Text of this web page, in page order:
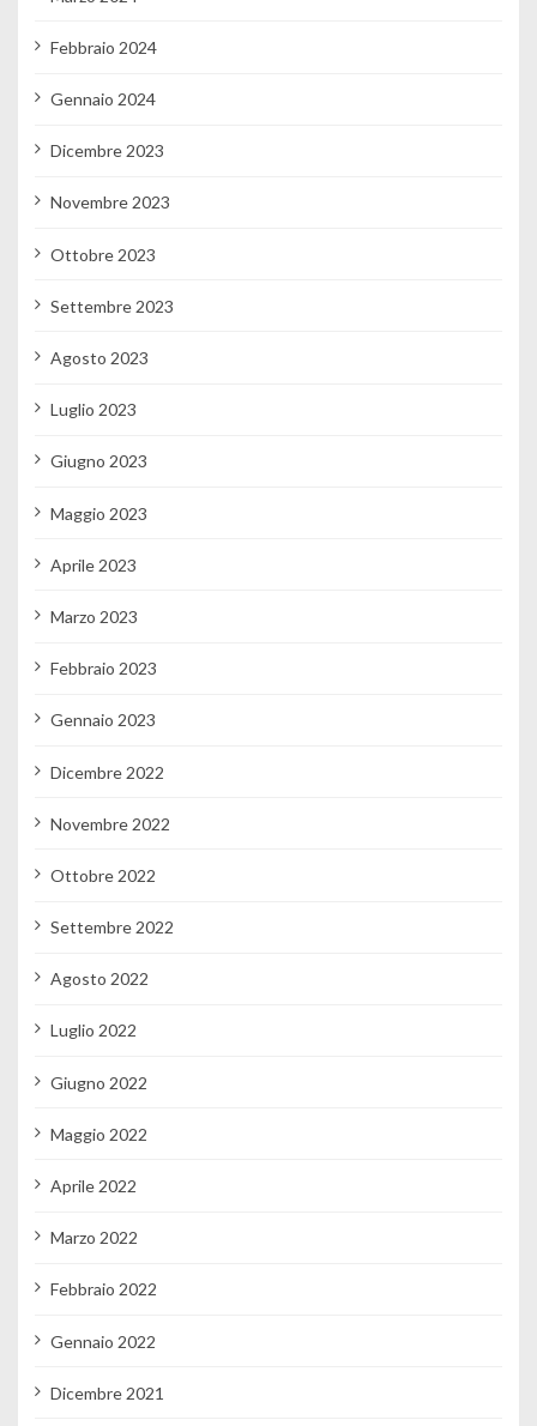
Febbraio 2024
Gennaio 2024
Dicembre 2023
Novembre 2023
Ottobre 2023
Settembre 2023
Agosto 2023
Luglio 2023
Giugno 2023
Maggio 2023
Aprile 2023
Marzo 2023
Febbraio 2023
Gennaio 2023
Dicembre 2022
Novembre 2022
Ottobre 2022
Settembre 2022
Agosto 2022
Luglio 2022
Giugno 2022
Maggio 2022
Aprile 2022
Marzo 2022
Febbraio 2022
Gennaio 2022
Dicembre 2021